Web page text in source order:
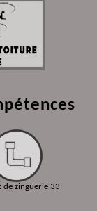
de zinguerie 33